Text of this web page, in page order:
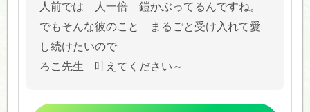
人前では 人一倍 鎧かぶってるんですね。
でもそんな彼のこと まるごと受け入れて愛
し続けたいので
ろこ先生 叶えてください～